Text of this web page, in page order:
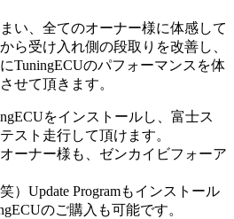
い、全てのオーナー様に体感して
ら受け入れ側の段取りを改善し、
TuningECUのパフォーマンスを体
せて頂きます。
をインストールし、富士ス
スト走行して頂けます。
ーナー様も、ゼンカイビフォーア
）Update Programもインストール
のご購入も可能です。